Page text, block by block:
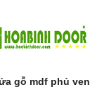
gỗ mdf phủ